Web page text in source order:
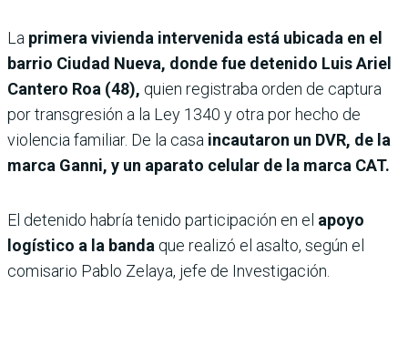
La primera vivienda intervenida está ubicada en el
barrio Ciudad Nueva, donde fue detenido Luis Ariel
Cantero Roa (48), quien registraba orden de captura
por transgresión a la Ley 1340 y otra por hecho de
violencia familiar. De la casa incautaron un DVR, de la
marca Ganni, y un aparato celular de la marca CAT.
El detenido habría tenido participación en el apoyo
logístico a la banda que realizó el asalto, según el
comisario Pablo Zelaya, jefe de Investigación.